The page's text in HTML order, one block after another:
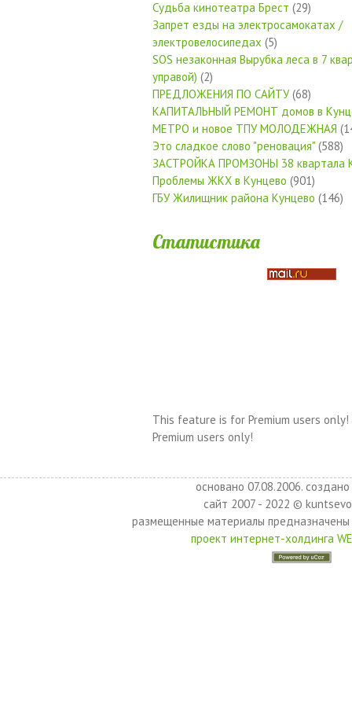
Судьба кинотеатра Брест (29)
Запрет езды на электросамокатах /
электровелосипедах (5)
SOS незаконная Вырубка леса в 7
управой) (2)
ПРЕДЛОЖЕНИЯ ПО САЙТУ(68)
КАПИТАЛЬНЫЙ РЕМОНТ домов в
МЕТРО и новое ТПУ МОЛОДЕЖНАЯ
Это сладкое слово "реновация" (588)
ЗАСТРОЙКА ПРОМЗОНЫ 38 квартала
Проблемы ЖКХ в Кунцево (901)
ГБУ Жилищник района Кунцево (146)
Статистика
This feature is for Premium users only!
Premium users only!
основано 07.08.2006.
сайт 2007 - 2022 ©
размещенные материалы
проект интернет-холдинга